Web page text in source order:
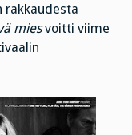
rakkaudesta
miesvoitti viime